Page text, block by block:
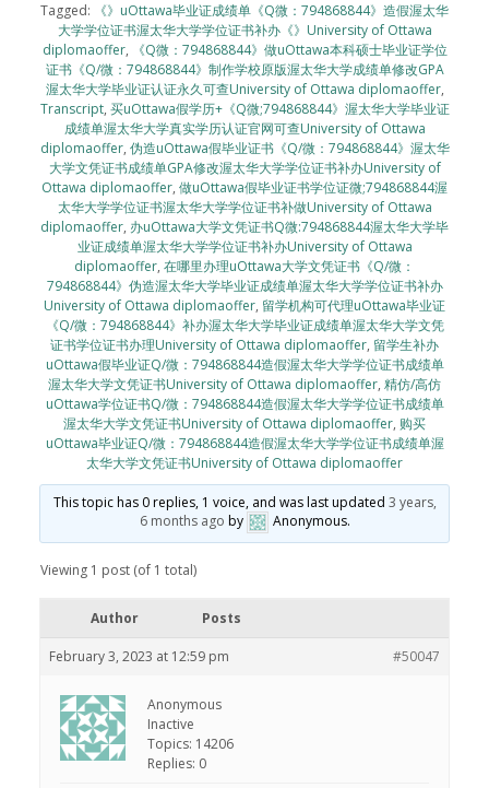
Tagged:
《》uOttawa毕业证成绩单《Q微：794868844》造假渥太华
大学学位证书渥太华大学学位证书补办《》University of Ottawa
diplomaoffer,
《Q微：794868844》做uOttawa本科硕士毕业证学位
证书《Q/微：794868844》制作学校原版渥太华大学成绩单修改GPA
渥太华大学毕业证认证永久可查University of Ottawa diplomaoffer,
Transcript, 买uOttawa假学历+《Q微;794868844》渥太华大学毕业证
成绩单渥太华大学真实学历认证官网可查University of Ottawa
diplomaoffer, 伪造uOttawa假毕业证书《Q/微：794868844》渥太华
大学文凭证书成绩单GPA修改渥太华大学学位证书补办University of
Ottawa diplomaoffer, 做uOttawa假毕业证书学位证微;794868844渥
太华大学学位证书渥太华大学学位证书补做University of Ottawa
diplomaoffer, 办uOttawa大学文凭证书Q微:794868844渥太华大学毕
业证成绩单渥太华大学学位证书补办University of Ottawa
diplomaoffer, 在哪里办理uOttawa大学文凭证书《Q/微：
794868844》伪造渥太华大学毕业证成绩单渥太华大学学位证书补办
University of Ottawa diplomaoffer, 留学机构可代理uOttawa毕业证
《Q/微：794868844》补办渥太华大学毕业证成绩单渥太华大学文凭
证书学位证书办理University of Ottawa diplomaoffer, 留学生补办
uOttawa假毕业证Q/微：794868844造假渥太华大学学位证书成绩单
渥太华大学文凭证书University of Ottawa diplomaoffer, 精仿/高仿
uOttawa学位证书Q/微：794868844造假渥太华大学学位证书成绩单
渥太华大学文凭证书University of Ottawa diplomaoffer, 购买
uOttawa毕业证Q/微：794868844造假渥太华大学学位证书成绩单渥
太华大学文凭证书University of Ottawa diplomaoffer
This topic has 0 replies, 1 voice, and was last updated 3 years,
6 months ago by Anonymous.
Viewing 1 post (of 1 total)
Author Posts
February 3, 2023 at 12:59 pm #50047
Anonymous
Inactive
Topics: 14206
Replies: 0